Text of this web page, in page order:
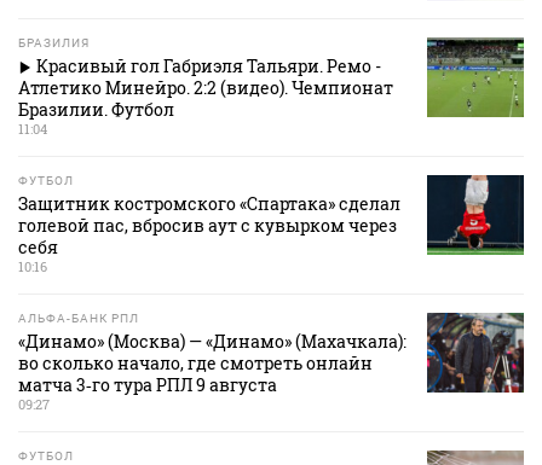
БРАЗИЛИЯ
Красивый гол Габриэля Тальяри. Ремо -
Атлетико Минейро. 2:2 (видео). Чемпионат
Бразилии. Футбол
11:04
ФУТБОЛ
Защитник костромского «Спартака» сделал
голевой пас, вбросив аут с кувырком через
себя
10:16
АЛЬФА-БАНК РПЛ
«Динамо» (Москва) — «Динамо» (Махачкала):
во сколько начало, где смотреть онлайн
матча 3‑го тура РПЛ 9 августа
09:27
ФУТБОЛ